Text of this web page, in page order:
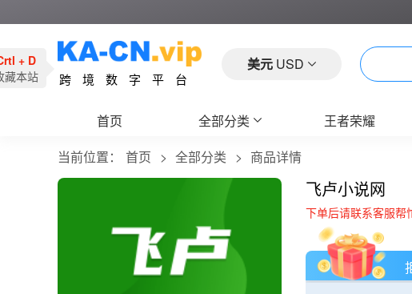
+ D
藏本站
跨境数字平台
美元 USD
首页 全部分类 王者荣耀
当前位置：
首页 全部分类 商品详情
飞卢小说网
下单后请联系客服帮